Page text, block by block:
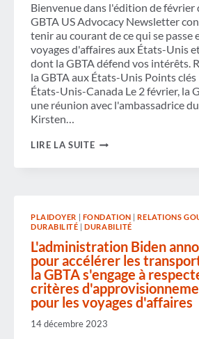
Bienvenue dans l'édition de février
GBTA US Advocacy Newsletter
tenir au courant de ce qui se passe
voyages d'affaires aux États-Unis
dont la GBTA défend vos intérêts.
la GBTA aux États-Unis Points
États-Unis-Canada Le 2 février, la
une réunion avec l'ambassadrice
Kirsten…
LIRE LA SUITENEWSLETTER
2024
PLAIDOYER | FONDATION |RELATIONS
DURABILITÉ |DURABILITÉ
L'administration Biden
pour accélérer les
la GBTA s'engage à
critères
pour les voyages d'affaires
14 décembre 2023